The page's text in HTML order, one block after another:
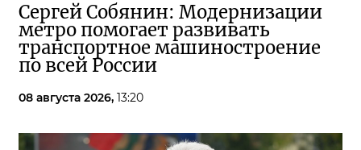
Сергей Собянин: Модернизации
метро помогает развивать
транспортное машиностроение
по всей России
08 августа 2026, 13:20